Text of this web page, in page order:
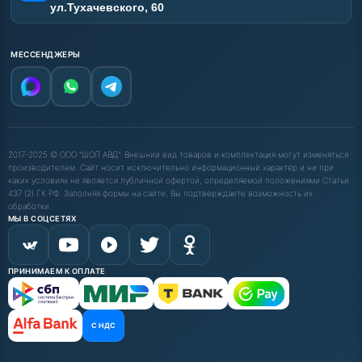
ул.Тухачевского, 60
МЕССЕНДЖЕРЫ
2017-2025 © ООО "ШОП АВД". Внешний вид товаров и комплектация могут изменяться
производителем. Сайт носит исключительно информационный характер и ни при
каких условиях не является публичной офертой, определяемой положениями Статьи
437 (2) ГК РФ. Заполняя формы на сайте, Вы подтверждаете возможность их
обработки.
МЫ В СОЦСЕТЯХ
ПРИНИМАЕМ К ОПЛАТЕ
С НДС